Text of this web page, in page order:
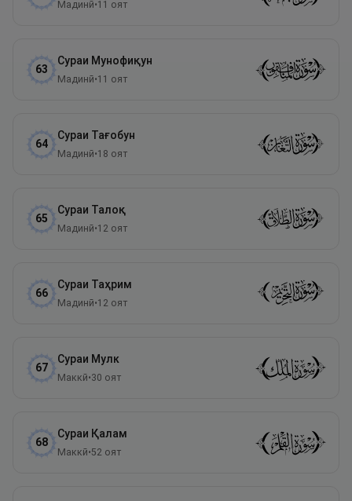
Мадинӣ•11 оят
63
Сураи Мунофиқун
Мадинӣ•11 оят
64
Сураи Тағобун
Мадинӣ•18 оят
65
Сураи Талоқ
Мадинӣ•12 оят
66
Сураи Таҳрим
Мадинӣ•12 оят
67
Сураи Мулк
Маккӣ•30 оят
68
Сураи Қалам
Маккӣ•52 оят